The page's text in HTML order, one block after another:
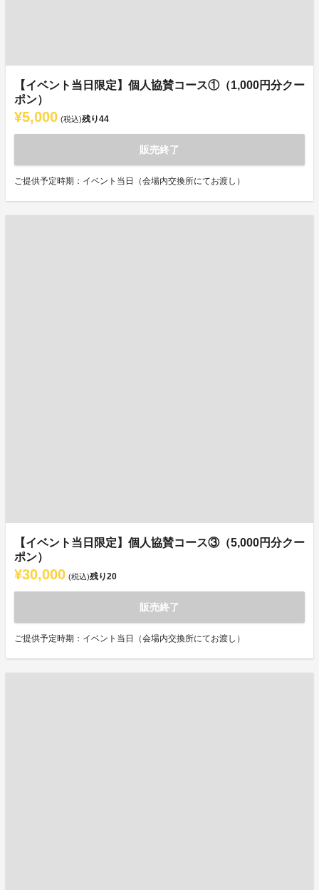
【イベント当日限定】個人協賛コース①（1,000円分クー
ポン）
¥5,000 (税込)残り44
販売終了
ご提供予定時期：イベント当日（会場内交換所にてお渡し）
【イベント当日限定】個人協賛コース③（5,000円分クー
ポン）
¥30,000 (税込)残り20
販売終了
ご提供予定時期：イベント当日（会場内交換所にてお渡し）